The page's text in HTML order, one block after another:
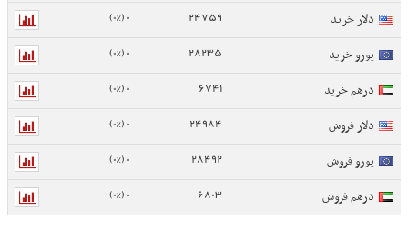
دلار خرید
24759
0 (0%)
یورو خرید 28235
0 (0%)
درهم خرید 6741
0 (0%)
دلار فروش 24984
0 (0%)
یورو فروش 28492
0 (0%)
درهم فروش 6803
0 (0%)